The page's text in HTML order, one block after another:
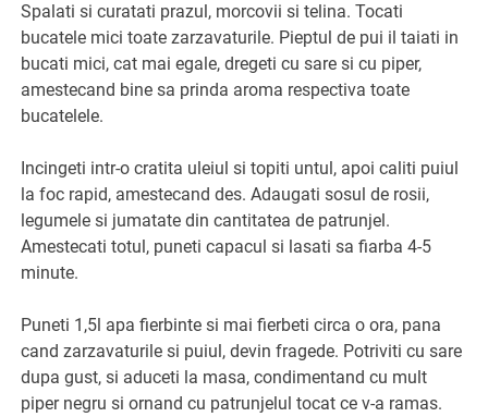
Spalati si curatati prazul, morcovii si telina. Tocati
bucatele mici toate zarzavaturile. Pieptul de pui il taiati in
bucati mici, cat mai egale, dregeti cu sare si cu piper,
amestecand bine sa prinda aroma respectiva toate
bucatelele.
Incingeti intr-o cratita uleiul si topiti untul, apoi caliti puiul
la foc rapid, amestecand des. Adaugati sosul de rosii,
legumele si jumatate din cantitatea de patrunjel.
Amestecati totul, puneti capacul si lasati sa fiarba 4-5
minute.
Puneti 1,5l apa fierbinte si mai fierbeti circa o ora, pana
cand zarzavaturile si puiul, devin fragede. Potriviti cu sare
dupa gust, si aduceti la masa, condimentand cu mult
piper negru si ornand cu patrunjelul tocat ce v-a ramas.